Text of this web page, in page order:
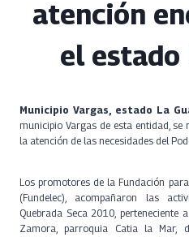
atención
el estado
Municipio Vargas, estado La
municipio Vargas de esta entidad,
la atención de las necesidades del
Los promotores de la Fundación
(Fundelec), acompañaron las
Quebrada Seca 2010, perteneciente
Zamora, parroquia Catia la Mar,